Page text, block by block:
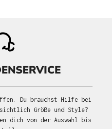
Du brauchst Hilfe bei
Größe und Style?
dich von der Auswahl bis